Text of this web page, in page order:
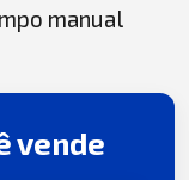
manual
vende